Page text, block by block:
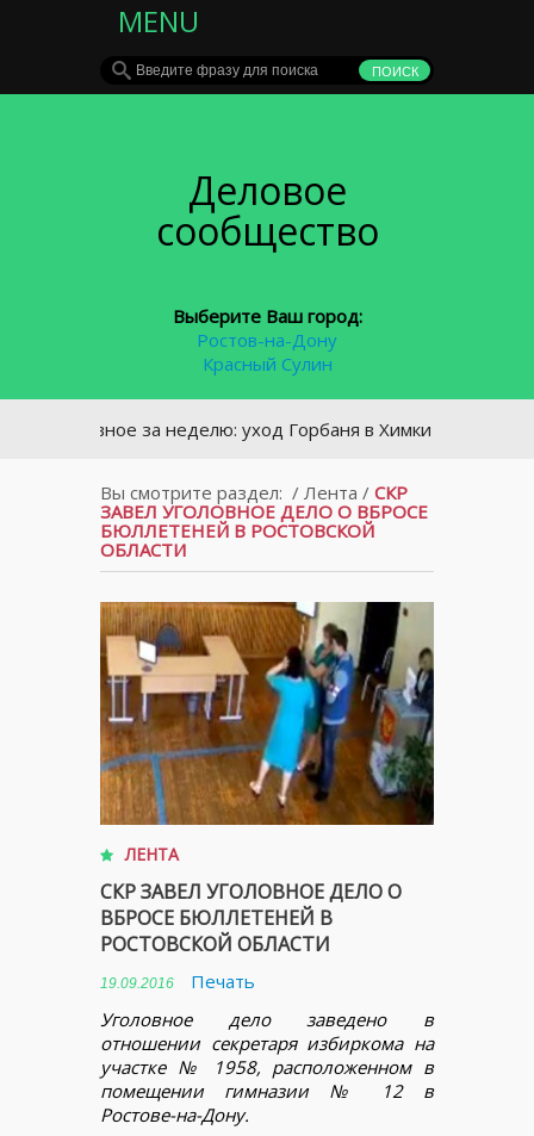
MENU
Деловое
сообщество
Выберите Ваш город:
Ростов-на-Дону
Красный Сулин
Главное за неделю: уход Горбаня в Химки и крупное ДТП
Вы смотрите раздел: / Лента / СКР
ЗАВЕЛ УГОЛОВНОЕ ДЕЛО О ВБРОСЕ
БЮЛЛЕТЕНЕЙ В РОСТОВСКОЙ
ОБЛАСТИ
ЛЕНТА
СКР ЗАВЕЛ УГОЛОВНОЕ ДЕЛО О
ВБРОСЕ БЮЛЛЕТЕНЕЙ В
РОСТОВСКОЙ ОБЛАСТИ
19.09.2016
Печать
Уголовное дело заведено в
отношении секретаря избиркома на
участке № 1958, расположенном в
помещении гимназии № 12 в
Ростове-на-Дону.